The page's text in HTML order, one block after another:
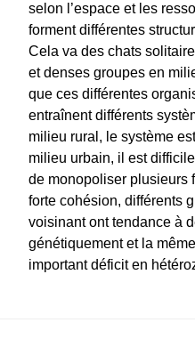
selon l’espace et les
forment différentes
Cela va des chats
et denses groupes en
que ces différentes
entraînent différents
milieu rural, le système
milieu urbain, il est
de monopoliser plusieurs
forte cohésion, différents
voisinant ont tendance à
génétiquement et la
important déficit en